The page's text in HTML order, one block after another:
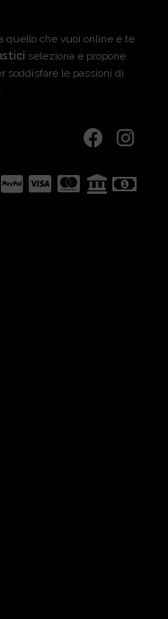
quello che vuoi online e te
seleziona e propone
soddisfare le passioni di